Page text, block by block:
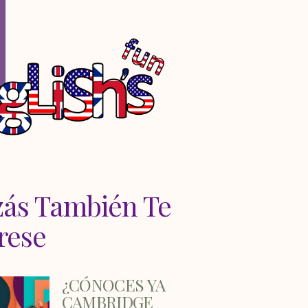
También Te
¿CÓNOCES YA
CAMBRIDGE